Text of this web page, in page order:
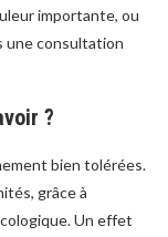
importante, ou
une consultation
?
bien tolérées.
grâce à
Un effet